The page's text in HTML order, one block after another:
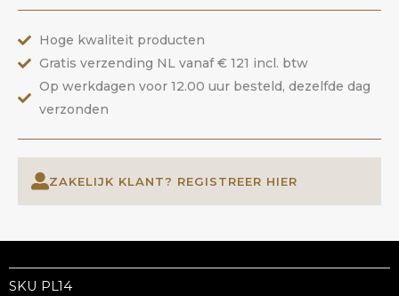
Hoge kwaliteit producten
Gratis verzending NL vanaf € 121 incl. btw
Op werkdagen voor 12.00 uur besteld, dezelfde dag
verzonden
ZAKELIJK KLANT? REGISTREER HIER
SKU PL14